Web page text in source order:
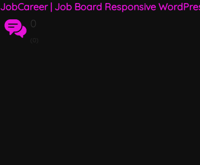
JobCareer | Job Board Responsive
0